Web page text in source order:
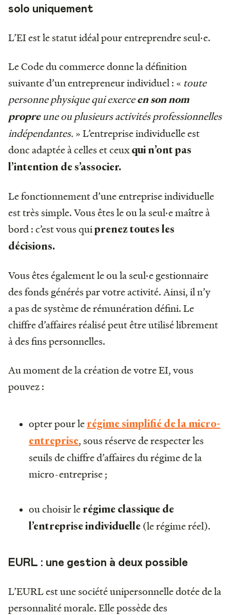
solo uniquement
L’EI est le statut idéal pour entreprendre seul·e.
Le Code du commerce donne la définition
suivante d’un entrepreneur individuel : « toute
personne physique qui exerceen son nom
propreune ou plusieurs activités professionnelles
indépendantes. » L’entreprise individuelle est
donc adaptée à celles et ceuxqui n’ont pas
l’intention de s’associer.
Le fonctionnement d’une entreprise individuelle
est très simple. Vous êtes le ou la seul·e maître à
bord : c’est vous quiprenez toutes les
décisions.
Vous êtes également le ou la seul·e gestionnaire
des fonds générés par votre activité. Ainsi, il n’y
a pas de système de rémunération défini. Le
chiffre d’affaires réalisé peut être utilisé librement
à des fins personnelles.
Au moment de la création de votre EI, vous
pouvez :
opter pour le régime simplifié de la micro-
entreprise, sous réserve de respecter les
seuils de chiffre d’affaires du régime de la
micro-entreprise ;
ou choisir le régime classique de
l’entreprise individuelle (le régime réel).
EURL : une gestion à deux possible
L’EURL est une société unipersonnelle dotée de la
personnalité morale. Elle possède des